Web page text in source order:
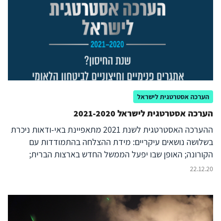
הערכה אסטרטגית לישראל
הערכה אסטרטגית לישראל 2021-2020
ההערכה האסטרטגית לשנת 2021 מתאפיינת באי-ודאות ניכרת
בשלושה נושאים עיקריים: מידת ההצלחה בהתמודדות עם
הקורונה; האופן שבו יפעל הממשל החדש בארצות הברית;
וההתפתחויות הפוליטיות בישראל. ההערכה הנוכחית מבוססת
החברתית, על הערכים ועל דפוסי החיים. זאת, כמובן, מבלי
להמעיט בעוצמתם של האיומים הביטחוניים, שנותרו
22.12.20